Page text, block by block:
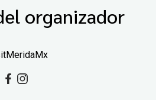
organizador